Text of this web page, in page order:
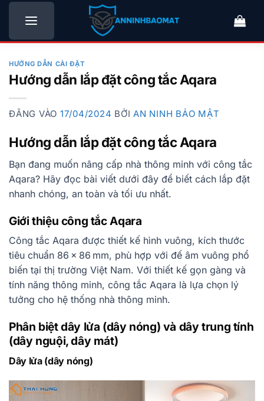
Bỏ
nội
HƯỚNG DẪN CÀI ĐẶT
Hướng dẫn lắp đặt công tắc Aqara
ĐĂNG VÀO 17/04/2024 BỞI AN NINH BẢO MẬT
Hướng dẫn lắp đặt công tắc Aqara
Bạn đang muốn nâng cấp nhà thông minh với công tắc
Aqara? Hãy đọc bài viết dưới đây để biết cách lắp đặt
nhanh chóng, an toàn và tối ưu nhất.
Giới thiệu công tắc Aqara
Công tắc Aqara được thiết kế hình vuông, kích thước
tiêu chuẩn 86 × 86 mm, phù hợp với đế âm vuông phổ
biến tại thị trường Việt Nam. Với thiết kế gọn gàng và
tính năng thông minh, công tắc Aqara là lựa chọn lý
tưởng cho hệ thống nhà thông minh.
Phân biệt dây lửa (dây nóng) và dây trung tính
(dây nguội, dây mát)
Dây lửa (dây nóng)